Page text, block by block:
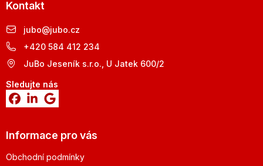
Kontakt
jubo@jubo.cz
+420 584 412 234
JuBo Jeseník s.r.o., U Jatek 600/2
Sledujte nás
Informace pro vás
Obchodní podmínky